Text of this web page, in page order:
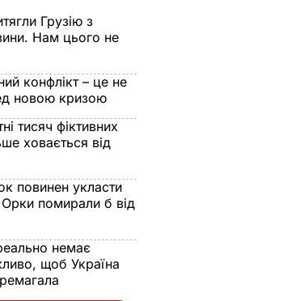
Грузію з
Нам цього не
конфлікт – це не
новою кризою
тисяч фіктивних
ховається від
повинен укласти
помирали б від
немає
щоб Україна